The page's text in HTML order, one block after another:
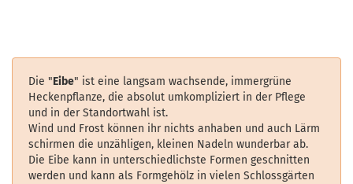
Die "Eibe" ist eine langsam wachsende, immergrüne
Heckenpflanze, die absolut umkompliziert in der Pflege
und in der Standortwahl ist.
Wind und Frost können ihr nichts anhaben und auch Lärm
schirmen die unzähligen, kleinen Nadeln wunderbar ab.
Die Eibe kann in unterschiedlichste Formen geschnitten
werden und kann als Formgehölz in vielen Schlossgärten